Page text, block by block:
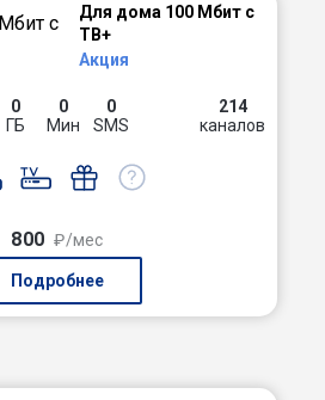
Для дома 100 Мбит с
ТВ+
Акция
0
ГБ
0
Мин
0
SMS
214
каналов
800 ₽/мес
Подробнее